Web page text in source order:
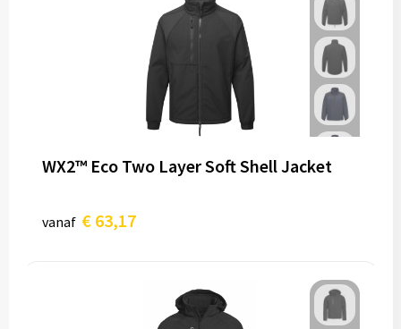
WX2™ Eco Two Layer Soft Shell Jacket
vanaf € 63,17